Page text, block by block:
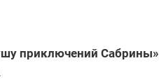
приключений Сабрины»